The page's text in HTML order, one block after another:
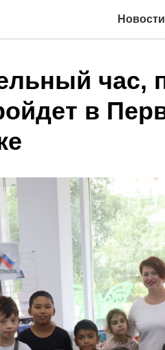
Новости
в